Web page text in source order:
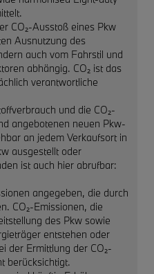
CO₂-Ausstoß eines Pkw
Ausnutzung des
auch vom Fahrstil und
abhängig. CO₂ ist das
verantwortliche
und die CO₂-
angebotenen neuen Pkw-
an jedem Verkaufsort in
ausgestellt oder
ist auch hier abrufbar:
angegeben, die durch
CO₂-Emissionen, die
des Pkw sowie
entstehen oder
der Ermittlung der CO₂-
berücksichtigt.